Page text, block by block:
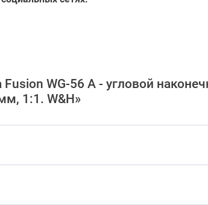
Fusion WG-56 A - угловой
1:1. W&H»